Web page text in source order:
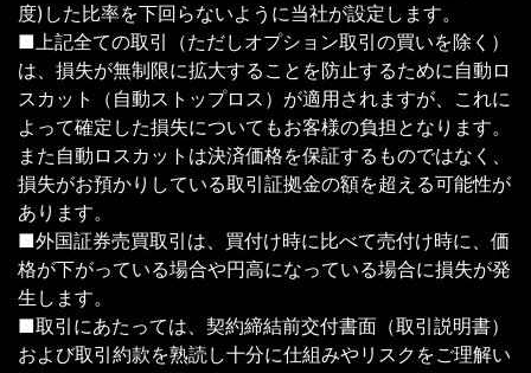
度)した比率を下回らないように当社が設定します。
■上記全ての取引（ただしオプション取引の買いを除く）
は、損失が無制限に拡大することを防止するために自動ロ
スカット（自動ストップロス）が適用されますが、これに
よって確定した損失についてもお客様の負担となります。
また自動ロスカットは決済価格を保証するものではなく、
損失がお預かりしている取引証拠金の額を超える可能性が
あります。
■外国証券売買取引は、買付け時に比べて売付け時に、価
格が下がっている場合や円高になっている場合に損失が発
生します。
■取引にあたっては、契約締結前交付書面（取引説明書）
および取引約款を熟読し十分に仕組みやリスクをご理解い